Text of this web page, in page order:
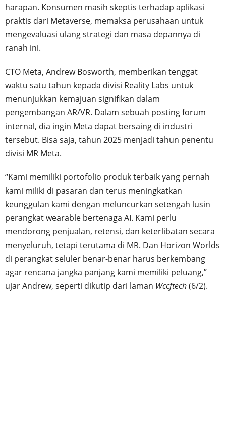
harapan. Konsumen masih skeptis terhadap aplikasi
praktis dari Metaverse, memaksa perusahaan untuk
mengevaluasi ulang strategi dan masa depannya di
ranah ini.
CTO Meta, Andrew Bosworth, memberikan tenggat
waktu satu tahun kepada divisi Reality Labs untuk
menunjukkan kemajuan signifikan dalam
pengembangan AR/VR. Dalam sebuah posting forum
internal, dia ingin Meta dapat bersaing di industri
tersebut. Bisa saja, tahun 2025 menjadi tahun penentu
divisi MR Meta.
“Kami memiliki portofolio produk terbaik yang pernah
kami miliki di pasaran dan terus meningkatkan
keunggulan kami dengan meluncurkan setengah lusin
perangkat wearable bertenaga AI. Kami perlu
mendorong penjualan, retensi, dan keterlibatan secara
menyeluruh, tetapi terutama di MR. Dan Horizon Worlds
di perangkat seluler benar-benar harus berkembang
agar rencana jangka panjang kami memiliki peluang,”
ujar Andrew, seperti dikutip dari laman Wccftech(6/2).